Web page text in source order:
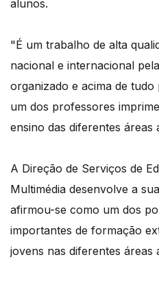
alunos.
"É um trabalho de alta
nacional e internacional
organizado e acima de tudo
um dos professores
ensino das diferentes áreas
A Direção de Serviços de
Multimédia desenvolve a
afirmou-se como um dos
importantes de formação
jovens nas diferentes áreas